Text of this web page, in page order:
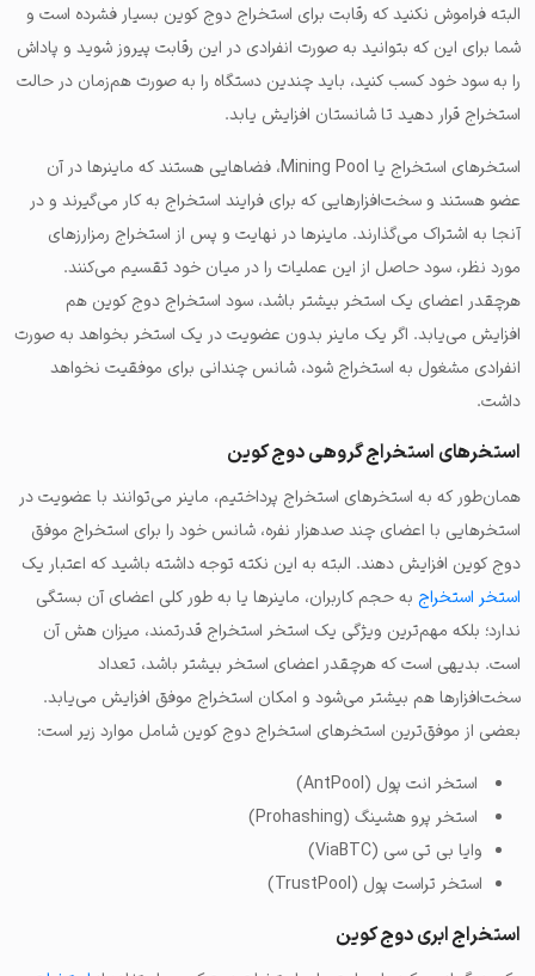
البته فراموش نکنید که رقابت برای استخراج دوج کوین بسیار فشرده است و
شما برای این که بتوانید به صورت انفرادی در این رقابت پیروز شوید و پاداش
را به سود خود کسب کنید، باید چندین دستگاه را به صورت هم‌زمان در حالت
استخراج قرار دهید تا شانستان افزایش یابد.
استخرهای استخراج یا Mining Pool، فضاهایی هستند که ماینرها در آن
عضو هستند و سخت‌افزارهایی که برای فرایند استخراج به کار می‌گیرند و در
آنجا به اشتراک می‌گذارند. ماینرها در نهایت و پس از استخراج رمزارزهای
مورد نظر، سود حاصل از این عملیات را در میان خود تقسیم می‌کنند.
هرچقدر اعضای یک استخر بیشتر باشد، سود استخراج دوج کوین هم
افزایش می‌یابد. اگر یک ماینر بدون عضویت در یک استخر بخواهد به صورت
انفرادی مشغول به استخراج شود، شانس چندانی برای موفقیت نخواهد
داشت.
استخرهای استخراج گروهی دوج کوین
همان‌طور که به استخرهای استخراج پرداختیم، ماینر می‌توانند با عضویت در
استخرهایی با اعضای چند صدهزار نفره، شانس خود را برای استخراج موفق
دوج کوین افزایش دهند. البته به این نکته توجه داشته باشید که اعتبار یک
استخر استخراج به حجم کاربران، ماینرها یا به طور کلی اعضای آن بستگی
ندارد؛ بلکه مهم‌ترین ویژگی یک استخر استخراج قدرتمند، میزان هش آن
است. بدیهی است که هرچقدر اعضای استخر بیشتر باشد، تعداد
سخت‌افزارها هم بیشتر می‌شود و امکان استخراج موفق افزایش می‌یابد.
بعضی از موفق‌ترین استخرهای استخراج دوج کوین شامل موارد زیر است:
استخر انت پول (AntPool)
استخر پرو هشینگ (Prohashing)
وایا بی تی سی (ViaBTC)
استخر تراست پول (TrustPool)
استخراج ابری دوج کوین